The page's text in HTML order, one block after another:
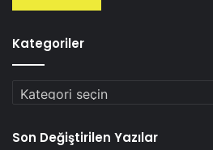
Kategoriler
Kategoriler
Son Değiştirilen Yazılar